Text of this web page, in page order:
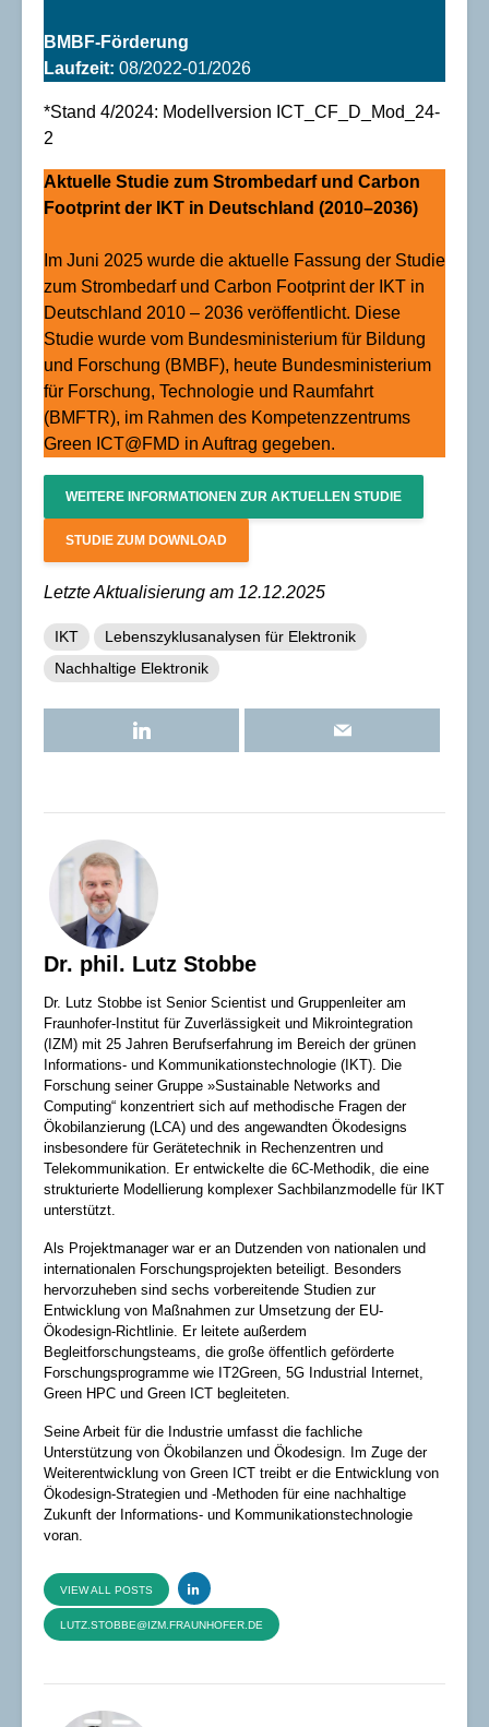
BMBF-Förderung
Laufzeit: 08/2022-01/2026
*Stand 4/2024: Modellversion ICT_CF_D_Mod_24-
2
Aktuelle Studie zum Strombedarf und Carbon
Footprint der IKT in Deutschland (2010–2036)
Im Juni 2025 wurde die aktuelle Fassung der Studie
zum Strombedarf und Carbon Footprint der IKT in
Deutschland 2010 – 2036 veröffentlicht. Diese
Studie wurde vom Bundesministerium für Bildung
und Forschung (BMBF), heute Bundesministerium
für Forschung, Technologie und Raumfahrt
(BMFTR), im Rahmen des Kompetenzzentrums
Green ICT@FMD in Auftrag gegeben.
WEITERE INFORMATIONEN ZUR AKTUELLEN STUDIE
STUDIE ZUM DOWNLOAD
Letzte Aktualisierung am 12.12.2025
IKT
Lebenszyklusanalysen für Elektronik
Nachhaltige Elektronik
Dr. phil. Lutz Stobbe
Dr. Lutz Stobbe ist Senior Scientist und Gruppenleiter am
Fraunhofer-Institut für Zuverlässigkeit und Mikrointegration
(IZM) mit 25 Jahren Berufserfahrung im Bereich der grünen
Informations- und Kommunikationstechnologie (IKT). Die
Forschung seiner Gruppe »Sustainable Networks and
Computing“ konzentriert sich auf methodische Fragen der
Ökobilanzierung (LCA) und des angewandten Ökodesigns
insbesondere für Gerätetechnik in Rechenzentren und
Telekommunikation. Er entwickelte die 6C-Methodik, die eine
strukturierte Modellierung komplexer Sachbilanzmodelle für IKT
unterstützt.
Als Projektmanager war er an Dutzenden von nationalen und
internationalen Forschungsprojekten beteiligt. Besonders
hervorzuheben sind sechs vorbereitende Studien zur
Entwicklung von Maßnahmen zur Umsetzung der EU-
Ökodesign-Richtlinie. Er leitete außerdem
Begleitforschungsteams, die große öffentlich geförderte
Forschungsprogramme wie IT2Green, 5G Industrial Internet,
Green HPC und Green ICT begleiteten.
Seine Arbeit für die Industrie umfasst die fachliche
Unterstützung von Ökobilanzen und Ökodesign. Im Zuge der
Weiterentwicklung von Green ICT treibt er die Entwicklung von
Ökodesign-Strategien und -Methoden für eine nachhaltige
Zukunft der Informations- und Kommunikationstechnologie
voran.
VIEW ALL POSTS
LUTZ.STOBBE@IZM.FRAUNHOFER.DE